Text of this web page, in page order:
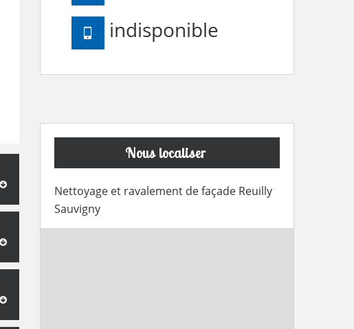
indisponible
Nous localiser
Nettoyage et ravalement de façade Reuilly
Sauvigny